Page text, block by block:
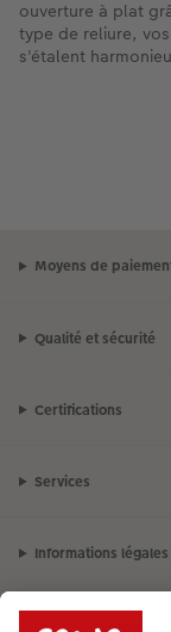
ouverture à plat
type de reliure,
s'étalent
Moyens de
Qualité et sécurité
Certifications
Services
Informations légales
Assortiment